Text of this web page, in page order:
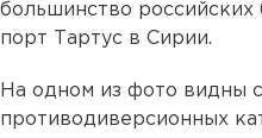
большинство
порт Тартус в Сирии.
На одном из фото видны
противодиверсионных